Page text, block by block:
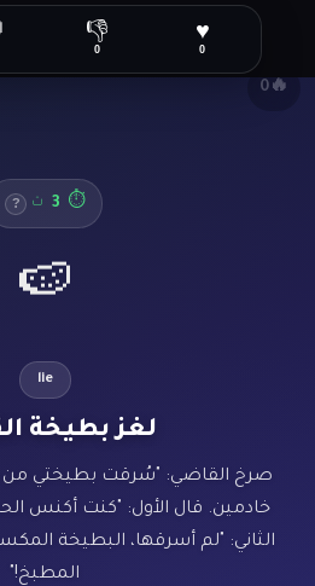
⏱
3 ث ?
🍉
lie
لغز بطيخة
صرخ القاضي: "سُرقت بطيختي من
خادمين. قال الأول: "كنت أكنس
الثاني: "لم أسرقها، البطيخة
المطبخ!"
🔥
0
♥
0
👎
0